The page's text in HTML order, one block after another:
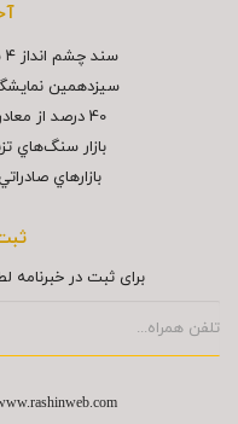
سند چشم انداز ۴ ساله صادرات صنعت سنگ...
سیزدهمین
40 درصد از معادن همدان تعطيل و مابقي...
بازار سنگ‌هاي
بازارهاي
برای ثبت در خبرنامه